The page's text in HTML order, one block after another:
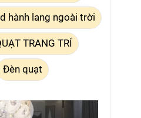
hành lang ngoài trời
TRANG TRÍ
Đèn quạt